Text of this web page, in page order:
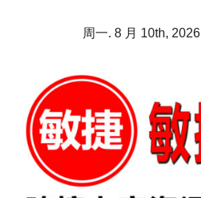
周一. 8 月 10th, 2026